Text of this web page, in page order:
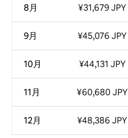
8月
9月
10月
11月
12月
¥31,679 JPY
¥45,076 JPY
¥44,131 JPY
¥60,680 JPY
¥48,386 JPY